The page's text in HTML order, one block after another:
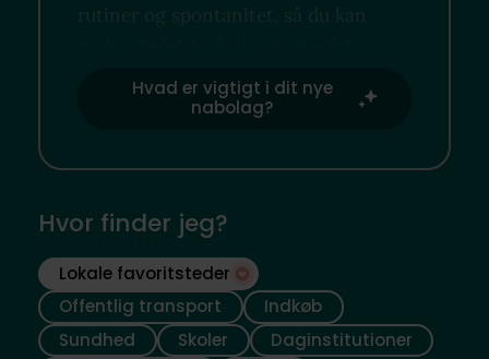
rutiner og spontanitet, så du kan
Hvad er vigtigt i dit nye
nabolag?
Hvor finder jeg?
Lokale favoritsteder
Offentlig transport
Indkøb
Sundhed
Skoler
Daginstitutioner